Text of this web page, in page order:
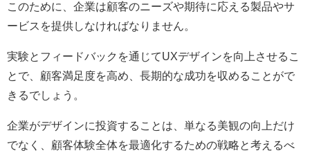
このために、企業は顧客のニーズや期待に応える製品やサ
ービスを提供しなければなりません。
実験とフィードバックを通じてUXデザインを向上させるこ
とで、顧客満足度を高め、長期的な成功を収めることがで
きるでしょう。
企業がデザインに投資することは、単なる美観の向上だけ
でなく、顧客体験全体を最適化するための戦略と考えるべ